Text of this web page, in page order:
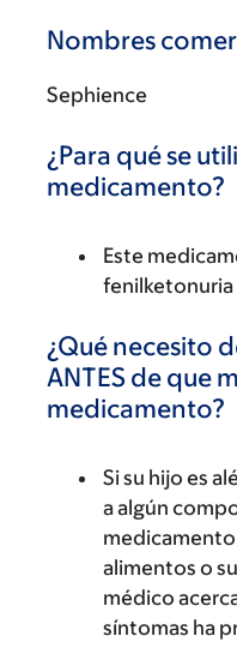
Nombres
Sephience
¿Para qué se
medicamento?
Este
fenilketonuria
¿Qué necesito
ANTES de que
medicamento?
Si su hijo es
a algún
alimentos o
médico
síntomas ha